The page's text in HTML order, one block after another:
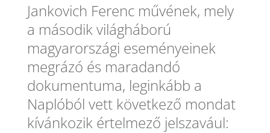
Jankovich Ferenc művének, mely
a második világháború
magyarországi eseményeinek
megrázó és maradandó
dokumentuma, leginkább a
Naplóból vett következő mondat
kívánkozik értelmező jelszavául: